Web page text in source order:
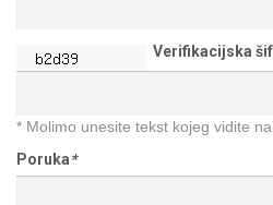
Verifikacijska
* Molimo unesite tekst kojeg vidite
Poruka*